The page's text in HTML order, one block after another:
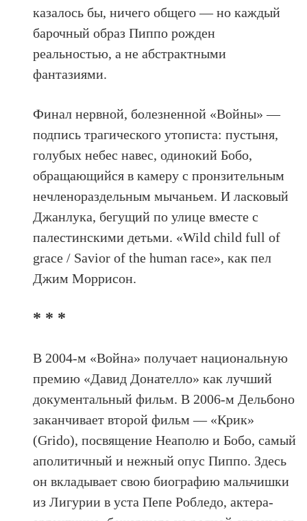
казалось бы, ничего общего — но каждый
барочный образ Пиппо рожден
реальностью, а не абстрактными
фантазиями.
Финал нервной, болезненной «Войны» —
подпись трагического утописта: пустыня,
голубых небес навес, одинокий Бобо,
обращающийся в камеру с пронзительным
нечленораздельным мычаньем. И ласковый
Джанлука, бегущий по улице вместе с
палестинскими детьми. «Wild child full of
grace / Savior of the human race», как пел
Джим Моррисон.
* * *
В 2004-м «Война» получает национальную
премию «Давид Донателло» как лучший
документальный фильм. В 2006-м Дельбоно
заканчивает второй фильм — «Крик»
(Grido), посвящение Неаполю и Бобо, самый
аполитичный и нежный опус Пиппо. Здесь
он вкладывает свою биографию мальчишки
из Лигурии в уста Пепе Робледо, актера-